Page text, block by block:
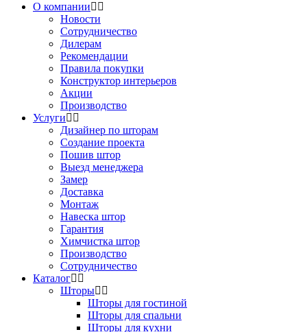
О компании
Новости
Сотрудничество
Дилерам
Рекомендации
Правила покупки
Конструктор интерьеров
Акции
Производство
Услуги
Дизайнер по шторам
Создание проекта
Пошив штор
Выезд менеджера
Замер
Доставка
Монтаж
Навеска штор
Гарантия
Химчистка штор
Производство
Сотрудничество
Каталог
Шторы
Шторы для гостиной
Шторы для спальни
Шторы для кухни